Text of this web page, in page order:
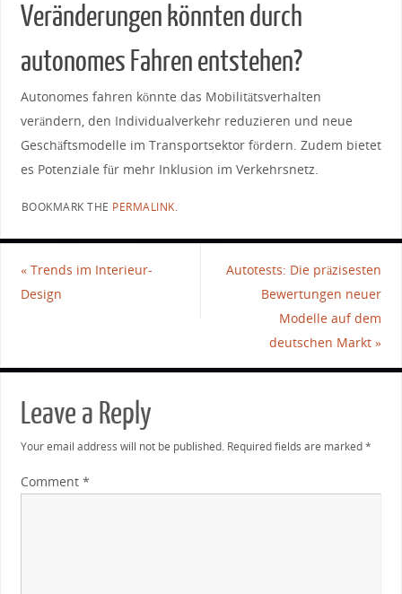
Veränderungen könnten durch
autonomes Fahren entstehen?
Autonomes fahren könnte das Mobilitätsverhalten
verändern, den Individualverkehr ⁣reduzieren und neue
Geschäftsmodelle im Transportsektor fördern. Zudem bietet
es Potenziale für mehr Inklusion im Verkehrsnetz.
BOOKMARK THE PERMALINK.
«Trends im Interieur-
Design
Autotests: Die präzisesten
Bewertungen neuer
Modelle auf dem
deutschen Markt»
Leave a Reply
Your email address will not be published. Required fields are marked*
Comment *